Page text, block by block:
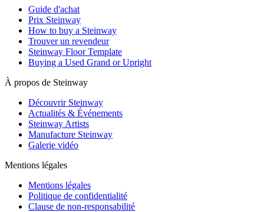
Guide d'achat
Prix Steinway
How to buy a Steinway
Trouver un revendeur
Steinway Floor Template
Buying a Used Grand or Upright
À propos de Steinway
Découvrir Steinway
Actualités & Événements
Steinway Artists
Manufacture Steinway
Galerie vidéo
Mentions légales
Mentions légales
Politique de confidentialité
Clause de non-responsabilité